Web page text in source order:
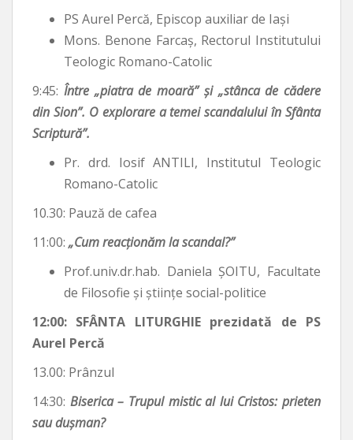
PS Aurel Percă, Episcop auxiliar de Iași
Mons. Benone Farcaș, Rectorul Institutului
Teologic Romano-Catolic
9:45: Între „piatra de moară” și „stânca de cădere
din Sion”. O explorare a temei scandalului în Sfânta
Scriptură”.
Pr. drd. Iosif ANTILI, Institutul Teologic
Romano-Catolic
10.30: Pauză de cafea
11:00: „Cum reacționăm la scandal?”
Prof.univ.dr.hab. Daniela ȘOITU, Facultate
de Filosofie și științe social-politice
12:00: SFÂNTA LITURGHIE prezidată de PS
Aurel Percă
13.00: Prânzul
14:30: Biserica – Trupul mistic al lui Cristos: prieten
sau dușman?